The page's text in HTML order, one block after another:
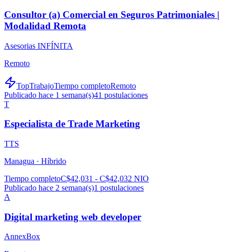
Consultor (a) Comercial en Seguros Patrimoniales |
Modalidad Remota
Asesorias INFÍNITA
Remoto
TopTrabajoTiempo completoRemoto
Publicado hace 1 semana(s)41 postulaciones
T
Especialista de Trade Marketing
TTS
Managua · Híbrido
Tiempo completoC$42,031 - C$42,032 NIO
Publicado hace 2 semana(s)1 postulaciones
A
Digital marketing web developer
AnnexBox